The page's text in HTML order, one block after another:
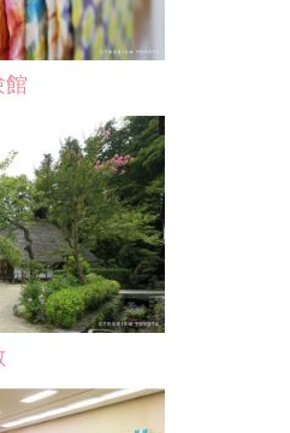
物語を綴ったことで
衛門な…
館